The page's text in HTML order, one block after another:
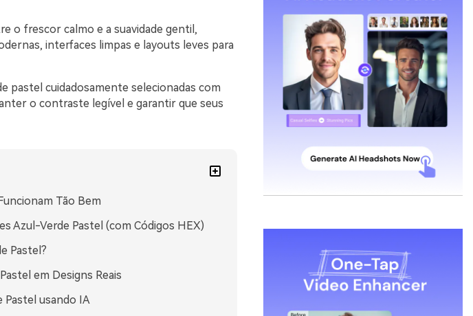
o frescor calmo e a suavidade gentil,
interfaces limpas e layouts leves para
pastel cuidadosamente selecionadas com
o contraste legível e garantir que seus
Tão Bem
Azul-Verde Pastel (com Códigos HEX)
Pastel?
em Designs Reais
Pastel usando IA